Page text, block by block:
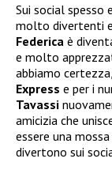
Sui social spesso
molto divertenti
Federica è
e molto
abbiamo
Express e per i
Tavassi
amicizia che
essere una
divertono sui